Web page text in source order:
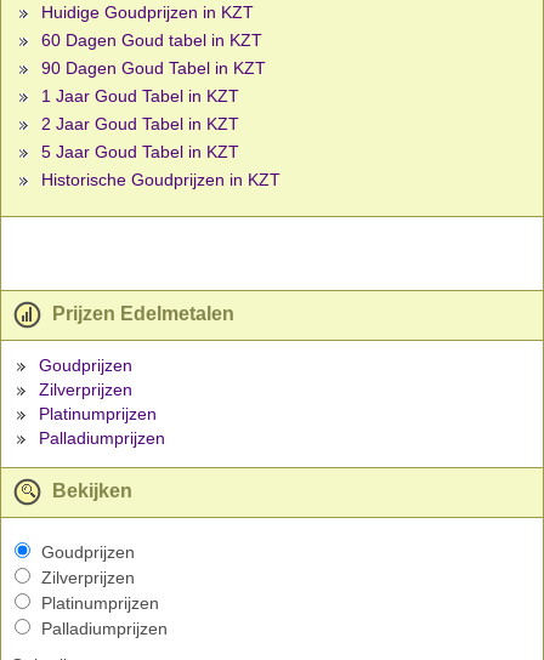
Huidige Goudprijzen in KZT
60 Dagen Goud tabel in KZT
90 Dagen Goud Tabel in KZT
1 Jaar Goud Tabel in KZT
2 Jaar Goud Tabel in KZT
5 Jaar Goud Tabel in KZT
Historische Goudprijzen in KZT
Prijzen Edelmetalen
Goudprijzen
Zilverprijzen
Platinumprijzen
Palladiumprijzen
Bekijken
Goudprijzen
Zilverprijzen
Platinumprijzen
Palladiumprijzen